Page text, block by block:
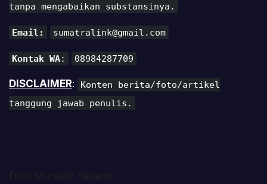
tanpa mengabaikan substansinya.
Email: sumatralink@gmail.com
Kontak WA: 08984287709
DISCLAIMER:
Konten berita/foto/artikel
tanggung jawab penulis.